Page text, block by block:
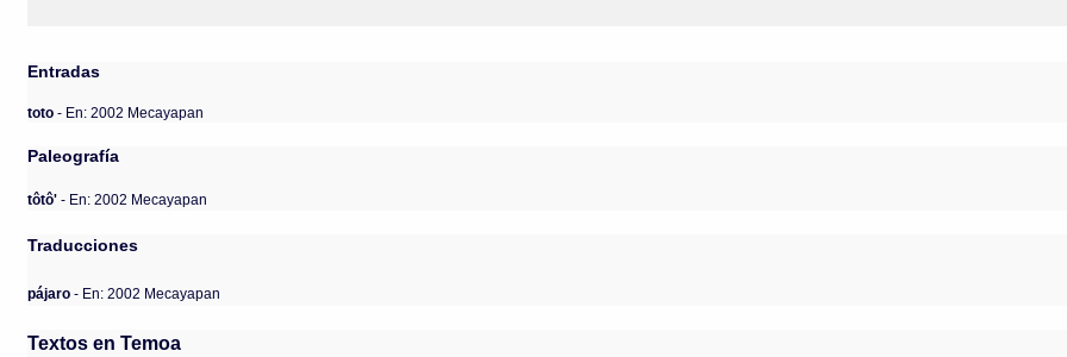
Entradas
toto- En: 2002 Mecayapan
Paleografía
tôtô' - En: 2002 Mecayapan
Traducciones
pájaro - En: 2002 Mecayapan
Textos en Temoa